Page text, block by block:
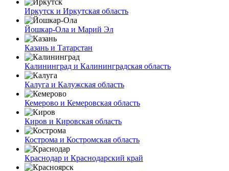
Иркутск и Иркутская область
Йошкар-Ола и Марий Эл
Казань и Татарстан
Калининград и Калининградская область
Калуга и Калужская область
Кемерово и Кемеровская область
Киров и Кировская область
Кострома и Костромская область
Краснодар и Краснодарский край